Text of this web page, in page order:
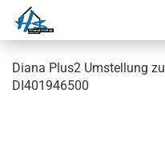
Diana Plus2 Umstellung
DI401946500